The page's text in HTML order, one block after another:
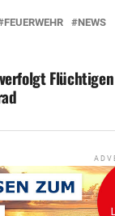
FEUERWEHR NEWS
Flüchtigen